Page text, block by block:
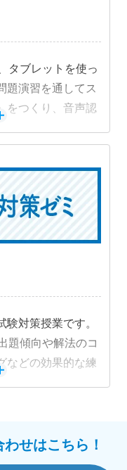
タブレットを使っ
題演習を通してス
をつくり、音声認
対策授業です。
題傾向や解法のコ
などの効果的な練
せはこちら！